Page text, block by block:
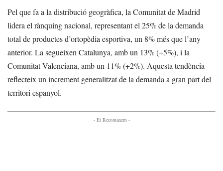
Pel que fa a la distribució geogràfica, la Comunitat de Madrid
lidera el rànquing nacional, representant el 25% de la demanda
total de productes d’ortopèdia esportiva, un 8% més que l’any
anterior. La segueixen Catalunya, amb un 13% (+5%), i la
Comunitat Valenciana, amb un 11% (+2%). Aquesta tendència
reflecteix un increment generalitzat de la demanda a gran part del
territori espanyol.
- Et Recomanem -